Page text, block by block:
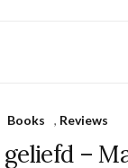
Books , Reviews
–